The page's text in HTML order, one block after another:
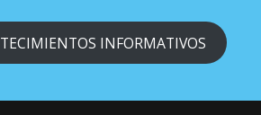
INFORMATIVOS